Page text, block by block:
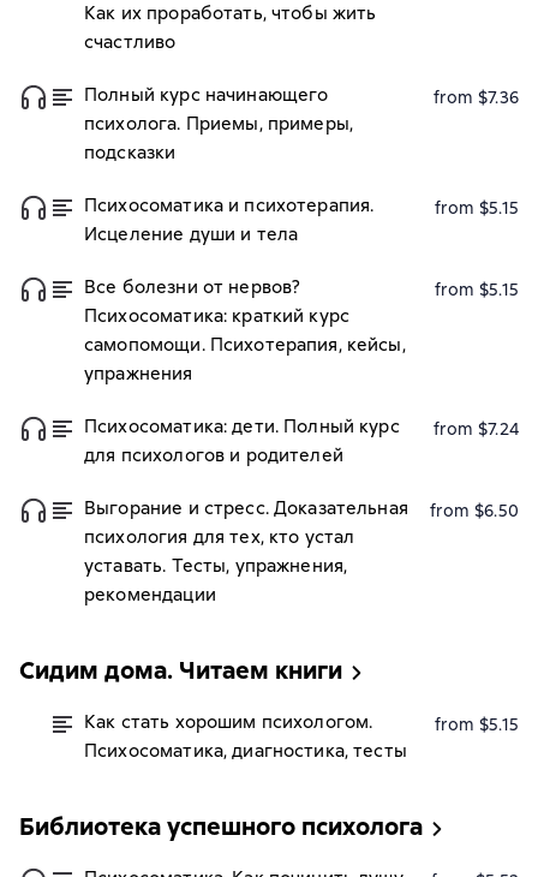
Как их проработать, чтобы жить
счастливо
Полный курс начинающего
психолога. Приемы, примеры,
подсказки
from $7.36
Психосоматика и психотерапия.
Исцеление души и тела
from $5.15
Все болезни от нервов?
Психосоматика: краткий курс
самопомощи. Психотерапия, кейсы,
упражнения
from $5.15
Психосоматика: дети. Полный курс
для психологов и родителей
from $7.24
Выгорание и стресс. Доказательная
психология для тех, кто устал
уставать. Тесты, упражнения,
рекомендации
from $6.50
Сидим дома. Читаем книги
Как стать хорошим психологом.
Психосоматика, диагностика, тесты
from $5.15
Библиотека успешного психолога